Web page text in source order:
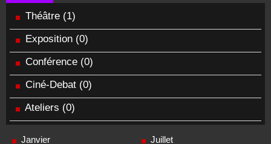
Théâtre (1)
Exposition (0)
Conférence (0)
Ciné-Debat (0)
Ateliers (0)
Janvier
Juillet